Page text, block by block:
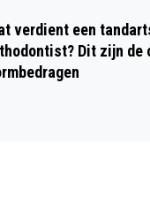
verdient een
Dit zijn de